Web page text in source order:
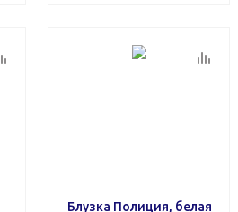
Блузка Полиция, белая